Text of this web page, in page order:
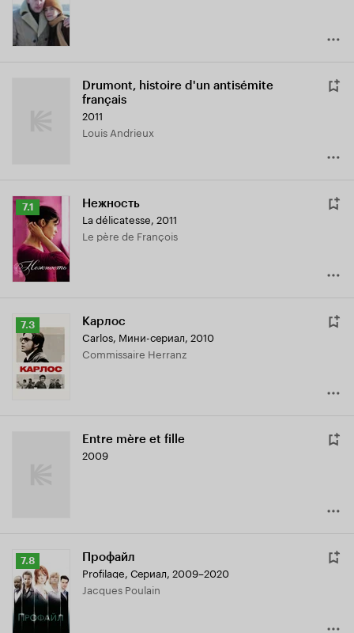
Drumont, histoire d'un antisémite
français
2011
Louis Andrieux
Рейтинг
Кинопоиска
7.1
7.1 Нежность
La délicatesse, 2011
Le père de François
Рейтинг
Кинопоиска
7.3
7.3 Карлос
Carlos, Мини-сериал, 2010
Commissaire Herranz
Entre mère et fille
2009
Рейтинг
Кинопоиска
7.8
7.8 Профайл
Profilage, Сериал, 2009–2020
Jacques Poulain